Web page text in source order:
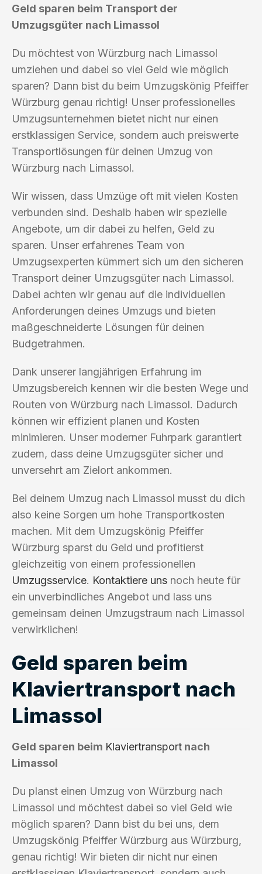
Geld sparen beim Transport der
Umzugsgüter nach Limassol
Du möchtest von Würzburg nach Limassol
umziehen und dabei so viel Geld wie möglich
sparen? Dann bist du beim Umzugskönig Pfeiffer
Würzburg genau richtig! Unser professionelles
Umzugsunternehmen bietet nicht nur einen
erstklassigen Service, sondern auch preiswerte
Transportlösungen für deinen Umzug von
Würzburg nach Limassol.
Wir wissen, dass Umzüge oft mit vielen Kosten
verbunden sind. Deshalb haben wir spezielle
Angebote, um dir dabei zu helfen, Geld zu
sparen. Unser erfahrenes Team von
Umzugsexperten kümmert sich um den sicheren
Transport deiner Umzugsgüter nach Limassol.
Dabei achten wir genau auf die individuellen
Anforderungen deines Umzugs und bieten
maßgeschneiderte Lösungen für deinen
Budgetrahmen.
Dank unserer langjährigen Erfahrung im
Umzugsbereich kennen wir die besten Wege und
Routen von Würzburg nach Limassol. Dadurch
können wir effizient planen und Kosten
minimieren. Unser moderner Fuhrpark garantiert
zudem, dass deine Umzugsgüter sicher und
unversehrt am Zielort ankommen.
Bei deinem Umzug nach Limassol musst du dich
also keine Sorgen um hohe Transportkosten
machen. Mit dem Umzugskönig Pfeiffer
Würzburg sparst du Geld und profitierst
gleichzeitig von einem professionellen
Umzugsservice. Kontaktiere uns noch heute für
ein unverbindliches Angebot und lass uns
gemeinsam deinen Umzugstraum nach Limassol
verwirklichen!
Geld sparen beim
Klaviertransport nach
Limassol
Geld sparen beim Klaviertransport nach
Limassol
Du planst einen Umzug von Würzburg nach
Limassol und möchtest dabei so viel Geld wie
möglich sparen? Dann bist du bei uns, dem
Umzugskönig Pfeiffer Würzburg aus Würzburg,
genau richtig! Wir bieten dir nicht nur einen